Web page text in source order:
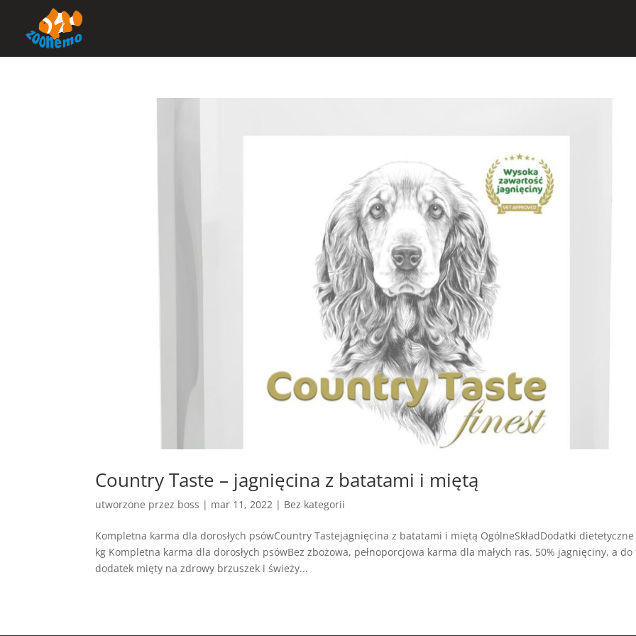
Country Taste – jagnięcina z batatami i miętą
utworzone przez boss | mar 11, 2022 | Bez kategorii
Kompletna karma dla dorosłych psówCountry Tastejagnięcina z batatami i miętą OgólneSkładDodatki dietetyczne
kg Kompletna karma dla dorosłych psówBez zbożowa, pełnoporcjowa karma dla małych ras. 50% jagnięciny, a do
dodatek mięty na zdrowy brzuszek i świeży...